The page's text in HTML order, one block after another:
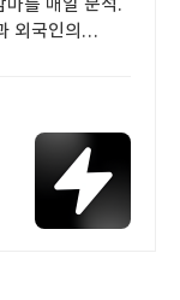
외국인의